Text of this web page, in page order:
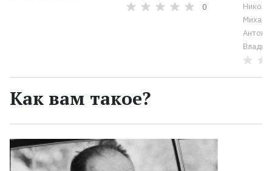
0
Как вам такое?